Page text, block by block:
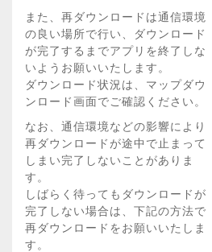
また、再ダウンロードは通信環境
の良い場所で行い、ダウンロード
が完了するまでアプリを終了しな
いようお願いいたします。
ダウンロード状況は、マップダウ
ンロード画面でご確認ください。
なお、通信環境などの影響により
再ダウンロードが途中で止まって
しまい完了しないことがありま
す。
しばらく待ってもダウンロードが
完了しない場合は、下記の方法で
再ダウンロードをお願いいたしま
す。